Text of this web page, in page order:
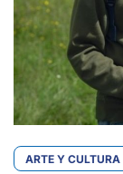
ARTE Y CULTURA